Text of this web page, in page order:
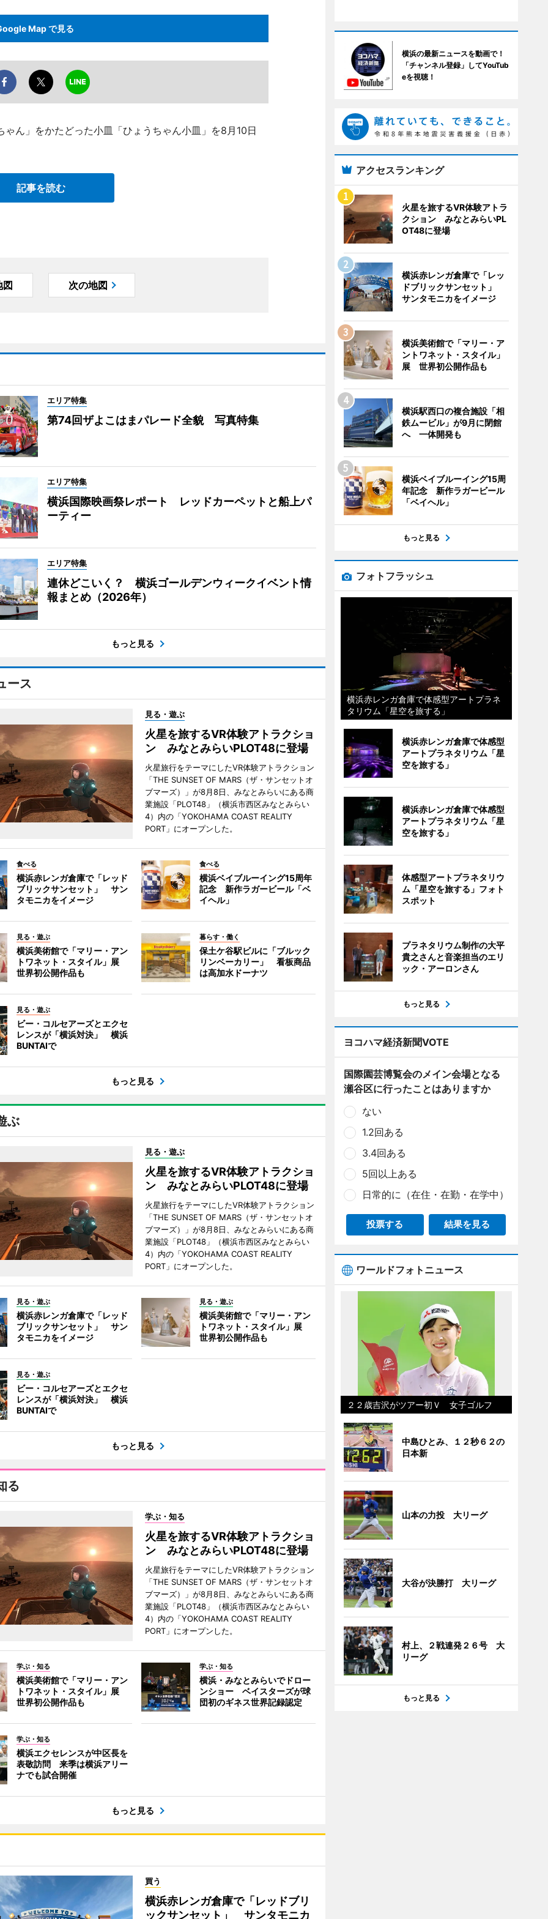
Map で見る
ん」をかたどった小皿「ひょうちゃん小皿」を8月10日
記事を読む
図 次の地図
エリア特集
第74回ザよこはまパレード全貌 写真特集
エリア特集
横浜国際映画祭レポート レッドカーペットと船上パ
ーティー
エリア特集
連休どこいく？ 横浜ゴールデンウィークイベント情
報まとめ（2026年）
もっと見る
ース
見る・遊ぶ
火星を旅するVR体験アトラクショ
ン みなとみらいPLOT48に登場
火星旅行をテーマにしたVR体験アトラクション
「THE SUNSET OF MARS（ザ・サンセットオ
ブマーズ）」が8月8日、みなとみらいにある商
業施設「PLOT48」（横浜市西区みなとみらい
4）内の「YOKOHAMA COAST REALITY
PORT」にオープンした。
食べる
横浜赤レンガ倉庫で「レッド
ブリックサンセット」 サン
タモニカをイメージ
食べる
横浜ベイブルーイング15周年
記念 新作ラガービール「ベ
イヘル」
見る・遊ぶ
横浜美術館で「マリー・アン
トワネット・スタイル」展
世界初公開作品も
暮らす・働く
保土ケ谷駅ビルに「ブルック
リンベーカリー」 看板商品
は高加水ドーナツ
見る・遊ぶ
ビー・コルセアーズとエクセ
レンスが「横浜対決」 横浜
BUNTAIで
もっと見る
ぶ
見る・遊ぶ
火星を旅するVR体験アトラクショ
ン みなとみらいPLOT48に登場
火星旅行をテーマにしたVR体験アトラクション
「THE SUNSET OF MARS（ザ・サンセットオ
ブマーズ）」が8月8日、みなとみらいにある商
業施設「PLOT48」（横浜市西区みなとみらい
4）内の「YOKOHAMA COAST REALITY
PORT」にオープンした。
見る・遊ぶ
横浜赤レンガ倉庫で「レッド
ブリックサンセット」 サン
タモニカをイメージ
見る・遊ぶ
横浜美術館で「マリー・アン
トワネット・スタイル」展
世界初公開作品も
見る・遊ぶ
ビー・コルセアーズとエクセ
レンスが「横浜対決」 横浜
BUNTAIで
もっと見る
る
学ぶ・知る
火星を旅するVR体験アトラクショ
ン みなとみらいPLOT48に登場
火星旅行をテーマにしたVR体験アトラクション
「THE SUNSET OF MARS（ザ・サンセットオ
ブマーズ）」が8月8日、みなとみらいにある商
業施設「PLOT48」（横浜市西区みなとみらい
4）内の「YOKOHAMA COAST REALITY
PORT」にオープンした。
学ぶ・知る
横浜美術館で「マリー・アン
トワネット・スタイル」展
世界初公開作品も
学ぶ・知る
横浜・みなとみらいでドロー
ンショー ベイスターズが球
団初のギネス世界記録認定
学ぶ・知る
横浜エクセレンスが中区長を
表敬訪問 来季は横浜アリー
ナでも試合開催
もっと見る
買う
横浜赤レンガ倉庫で「レッドブリ
ックサンセット」 サンタモニカ
横浜の最新ニュースを動画で！
「チャンネル登録」してYouTub
eを視聴！
アクセスランキング
火星を旅するVR体験アトラ
クション みなとみらいPL
OT48に登場
横浜赤レンガ倉庫で「レッ
ドブリックサンセット」
サンタモニカをイメージ
横浜美術館で「マリー・ア
ントワネット・スタイル」
展 世界初公開作品も
横浜駅西口の複合施設「相
鉄ムービル」が9月に閉館
へ 一体開発も
横浜ベイブルーイング15周
年記念 新作ラガービール
「ベイヘル」
もっと見る
フォトフラッシュ
横浜赤レンガ倉庫で体感型アートプラネ
タリウム「星空を旅する」
横浜赤レンガ倉庫で体感型
アートプラネタリウム「星
空を旅する」
横浜赤レンガ倉庫で体感型
アートプラネタリウム「星
空を旅する」
体感型アートプラネタリウ
ム「星空を旅する」フォト
スポット
プラネタリウム制作の大平
貴之さんと音楽担当のエリ
ック・アーロンさん
もっと見る
ヨコハマ経済新聞VOTE
国際園芸博覧会のメイン会場となる
瀬谷区に行ったことはありますか
ない
1.2回ある
3.4回ある
5回以上ある
日常的に（在住・在勤・在学中）
投票する 結果を見る
ワールドフォトニュース
２２歳吉沢がツアー初Ｖ 女子ゴルフ
中島ひとみ、１２秒６２の
日本新
山本の力投 大リーグ
大谷が決勝打 大リーグ
村上、２戦連発２６号 大
リーグ
もっと見る